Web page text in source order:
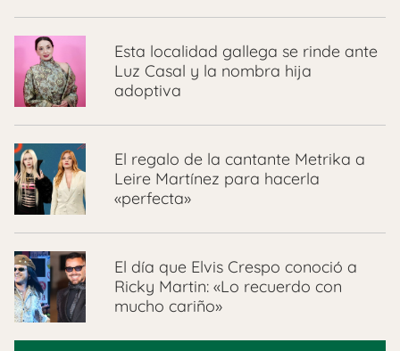
Esta localidad gallega se rinde ante
Luz Casal y la nombra hija
adoptiva
El regalo de la cantante Metrika a
Leire Martínez para hacerla
«perfecta»
El día que Elvis Crespo conoció a
Ricky Martin: «Lo recuerdo con
mucho cariño»